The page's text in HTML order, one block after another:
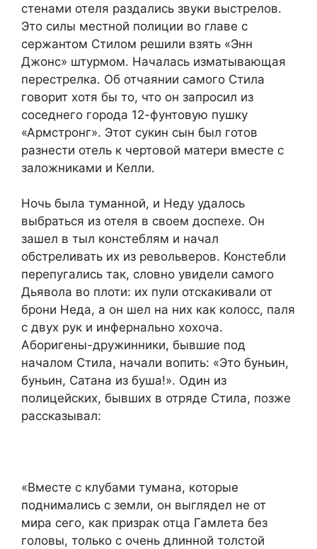
стенами отеля раздались звуки выстрелов.
Это силы местной полиции во главе с
сержантом Стилом решили взять «Энн
Джонс» штурмом. Началась изматывающая
перестрелка. Об отчаянии самого Стила
говорит хотя бы то, что он запросил из
соседнего города 12-фунтовую пушку
«Армстронг». Этот сукин сын был готов
разнести отель к чертовой матери вместе с
заложниками и Келли.
Ночь была туманной, и Неду удалось
выбраться из отеля в своем доспехе. Он
зашел в тыл констеблям и начал
обстреливать их из револьверов. Констебли
перепугались так, словно увидели самого
Дьявола во плоти: их пули отскакивали от
брони Неда, а он шел на них как колосс, паля
с двух рук и инфернально хохоча.
Аборигены-дружинники, бывшие под
началом Стила, начали вопить: «Это буньин,
буньин, Сатана из буша!». Один из
полицейских, бывших в отряде Стила, позже
рассказывал:
«Вместе с клубами тумана, которые
поднимались с земли, он выглядел не от
мира сего, как призрак отца Гамлета без
головы, только с очень длинной толстой